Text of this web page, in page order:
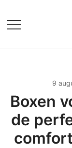
naar
de
9
Boxen
de